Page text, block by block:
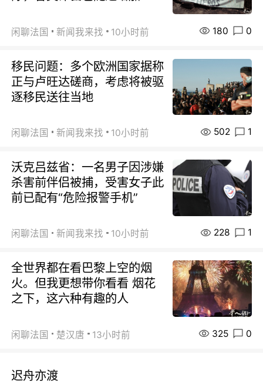
闲聊法国 新闻我来找 10小时前 180 0
移民问题：多个欧洲国家据称
正与卢旺达磋商，考虑将被驱
逐移民送往当地
闲聊法国 新闻我来找 10小时前 502 1
沃克吕兹省：一名男子因涉嫌
杀害前伴侣被捕，受害女子此
前已配有“危险报警手机”
闲聊法国 新闻我来找 10小时前 228 1
全世界都在看巴黎上空的烟
火。但我更想带你看看 烟花
之下，这六种有趣的人
闲聊法国 楚汉唐 13小时前 325 0
迟舟亦渡